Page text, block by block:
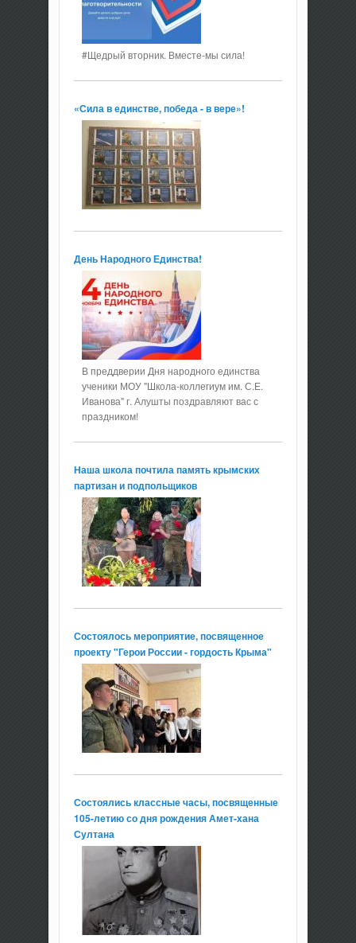
#Щедрый вторник. Вместе-мы сила!
«Сила в единстве, победа - в вере»!
День Народного Единства!
В преддверии Дня народного единства
ученики МОУ "Школа-коллегиум им. С.Е.
Иванова" г. Алушты поздравляют вас с
праздником!
Наша школа почтила память крымских
партизан и подпольщиков
Состоялось мероприятие, посвященное
проекту "Герои России - гордость Крыма"
Состоялись классные часы, посвященные
105-летию со дня рождения Амет-хана
Султана